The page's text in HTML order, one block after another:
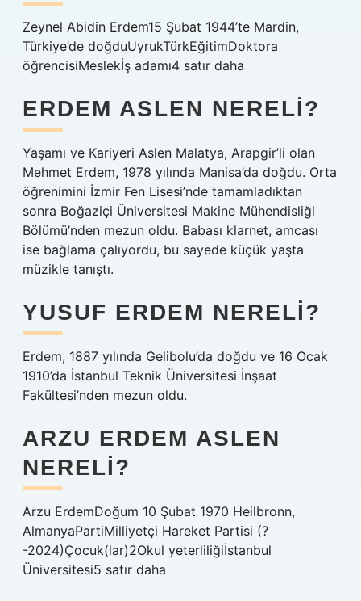
Zeynel Abidin Erdem15 Şubat 1944’te Mardin,
Türkiye’de doğduUyrukTürkEğitimDoktora
öğrencisiMeslekİş adamı4 satır daha
ERDEM ASLEN NERELI?
Yaşamı ve Kariyeri Aslen Malatya, Arapgir’li olan
Mehmet Erdem, 1978 yılında Manisa’da doğdu. Orta
öğrenimini İzmir Fen Lisesi’nde tamamladıktan
sonra Boğaziçi Üniversitesi Makine Mühendisliği
Bölümü’nden mezun oldu. Babası klarnet, amcası
ise bağlama çalıyordu, bu sayede küçük yaşta
müzikle tanıştı.
YUSUF ERDEM NERELI?
Erdem, 1887 yılında Gelibolu’da doğdu ve 16 Ocak
1910’da İstanbul Teknik Üniversitesi İnşaat
Fakültesi’nden mezun oldu.
ARZU ERDEM ASLEN
NERELI?
Arzu ErdemDoğum 10 Şubat 1970 Heilbronn,
AlmanyaPartiMilliyetçi Hareket Partisi (?
-2024)Çocuk(lar)2Okul yeterliliğiİstanbul
Üniversitesi5 satır daha